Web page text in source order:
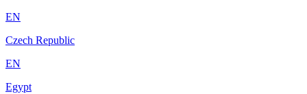
EN
Czech Republic
EN
Egypt